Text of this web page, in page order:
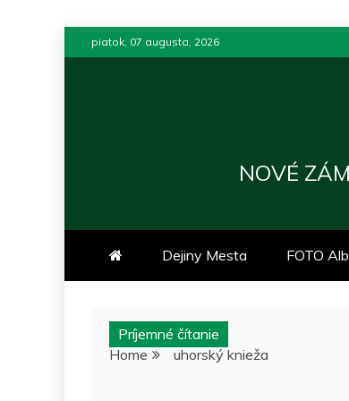
to
piatok, 07 augusta, 2026
NOVÉ
Dejiny Mesta FOTO
Príjemné čítanie
Home
uhorský knieža